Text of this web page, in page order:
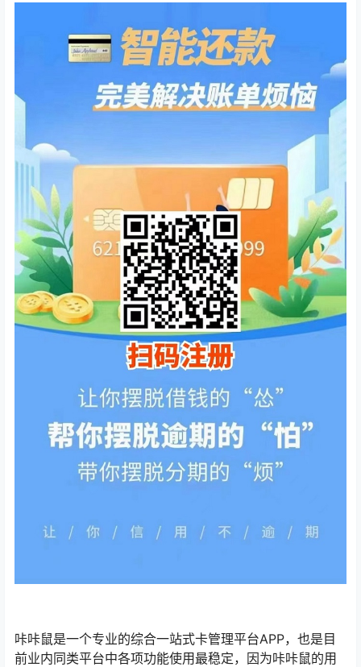
咔咔鼠是一个专业的综合一站式卡管理平台APP，也是目
前业内同类平台中各项功能使用最稳定，因为咔咔鼠的用